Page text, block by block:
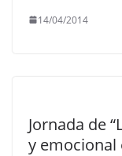
14/04/2014
Jornada de
y emocional